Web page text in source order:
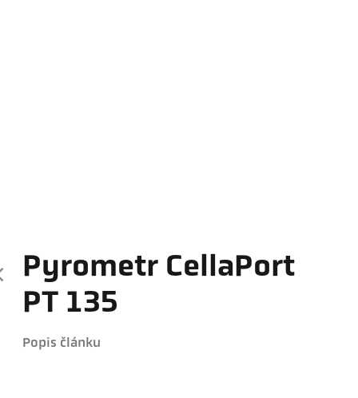
Pyrometr CellaPort
PT 135
Popis článku